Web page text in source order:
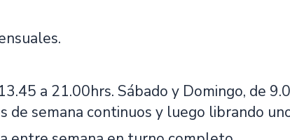
a 21.00hrs. Sábado y Domingo, de
de semana continuos y luego librando